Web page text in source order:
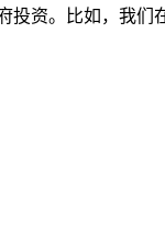
资。比如，我